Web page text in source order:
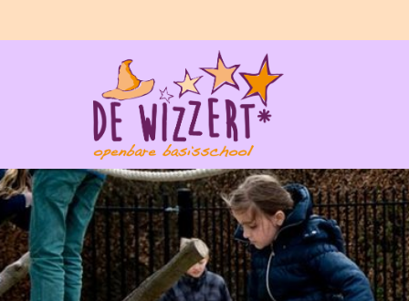
De Wizzert
Ouders
Praktisch
SAAM*